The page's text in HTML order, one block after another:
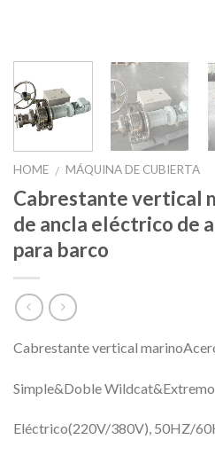
HOME / MÁQUINA DE CUBIERTA
Cabrestante vertical
de ancla eléctrico de
para barco
Cabrestante vertical
Simple&Doble
Eléctrico(220V/380V), 50HZ/